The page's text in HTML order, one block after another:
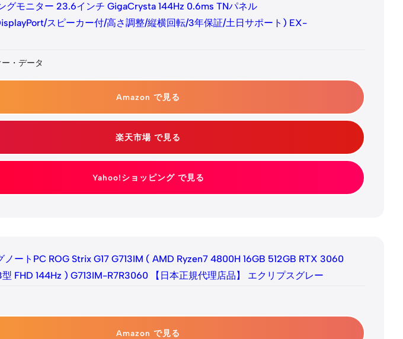
グモニター 23.6インチ GigaCrysta 144Hz 0.6ms TNパネル
スピーカー付/高さ調整/縦横回転/3年保証/土日サポート) EX-
・データ
Amazon で見る
楽天市場 で見る
Yahoo!ショッピング で見る
ノートPC ROG Strix G17 G713IM ( AMD Ryzen7 4800H 16GB 512GB RTX 3060
型 FHD 144Hz ) G713IM-R7R3060 【日本正規代理店品】 エクリプスグレー
Amazon で見る